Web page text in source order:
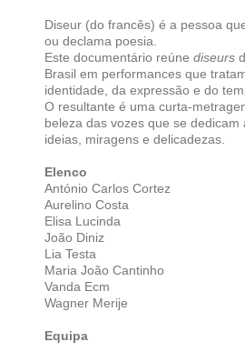
Diseur (do francês) é a pessoa
ou declama poesia.
Este documentário reúne diseurs
Brasil em performances que
identidade, da expressão e do
O resultante é uma curta-
beleza das vozes que se dedicam
ideias, miragens e delicadezas.
Elenco
António Carlos Cortez
Aurelino Costa
Elisa Lucinda
João Diniz
Lia Testa
Maria João Cantinho
Vanda Ecm
Wagner Merije
Equipa